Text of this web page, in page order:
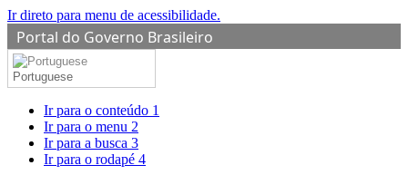
Ir direto para menu de acessibilidade.
Portal do Governo Brasileiro
Portuguese
Ir para o conteúdo 1
Ir para o menu 2
Ir para a busca 3
Ir para o rodapé 4